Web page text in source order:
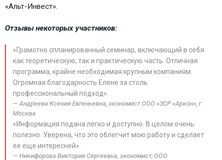
«Альт-Инвест».
Отзывы некоторых участников:
«Грамотно спланированный семинар, включающий в себя
как теоретическую, так и практическую часть. Отличная
программа, крайне необходимая крупным компаниям.
Огромная благодарность Елене за столь
профессиональный подход».
Андреева Ксения Евгеньевна, экономист ООО «ЗСР «Аркон», г.
Москва
«Информация подана легко и доступно. В целом очень
полезно. Уверена, что это облегчит мою работу и сделает
ее еще интересней».
Никифорова Виктория Сергеевна, экономист, ООО